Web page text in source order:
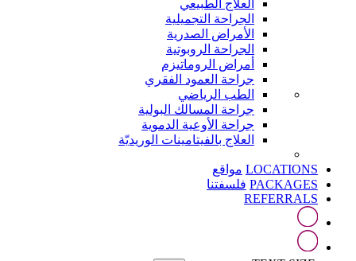
العلاج الطبيعي
الجراحة التجميلية
الأمراض الصدرية
الجراحة الروبوتية
أمراض الروماتيزم
جراحة العمود الفقري
الطب الرياضي
جراحة المسالك البولية
جراحة الأوعية الدموية
العلاج بالفيتامينات الوريديّة
LOCATIONS مواقع
PACKAGES فلسفتنا
REFERRALS